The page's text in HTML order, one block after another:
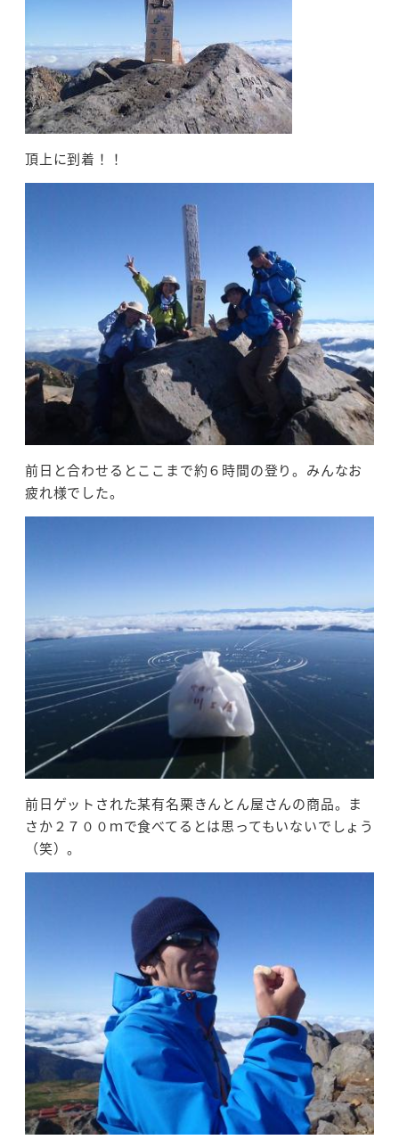
頂上に到着！！
前日と合わせるとここまで約６時間の登り。みんなお
疲れ様でした。
前日ゲットされた某有名栗きんとん屋さんの商品。ま
さか２７００ｍで食べてるとは思ってもいないでしょう
（笑）。